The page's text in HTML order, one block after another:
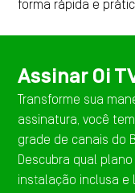
forma rápida e
Assinar Oi
Transforme sua
assinatura, você
grade de canais do
Descubra qual
instalação inclusa e